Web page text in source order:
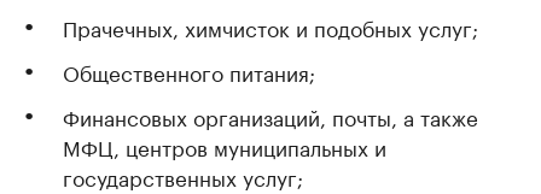
Прачечных, химчисток и подобных услуг;
Общественного питания;
Финансовых организаций, почты, а также
МФЦ, центров муниципальных и
государственных услуг;